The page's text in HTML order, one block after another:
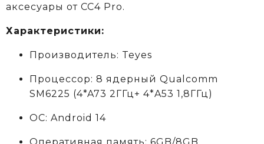
аксеcуары от CC4 Pro.
Характеристики:
Производитель: Teyes
Процессор: 8 ядерный Qualcomm
SM6225 (4*A73 2ГГц+ 4*A53 1,8ГГц)
ОС: Android 14
Оперативная память: 6GB/8GB